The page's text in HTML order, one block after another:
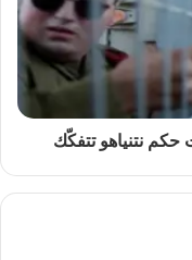
نتنياهو تتفكّك